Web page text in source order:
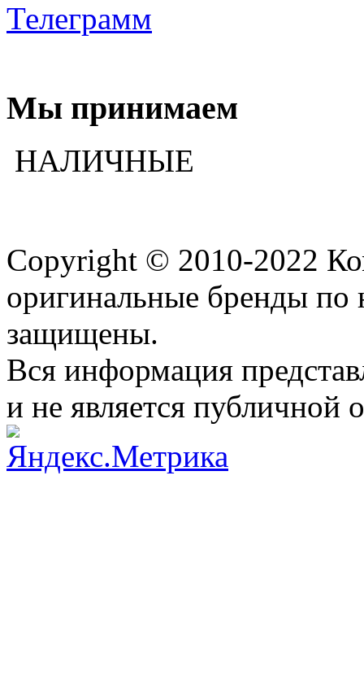
Телеграмм
Мы принимаем
НАЛИЧНЫЕ
Copyright © 2010-2022
оригинальные бренды по
защищены.
Вся информация
и не является публичной